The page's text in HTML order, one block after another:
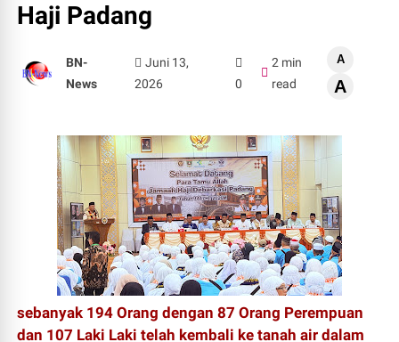
Haji Padang
BN-
News
Juni 13,
2026
0
2 min
read
A
A
sebanyak 194 Orang dengan 87 Orang Perempuan
dan 107 Laki Laki telah kembali ke tanah air dalam